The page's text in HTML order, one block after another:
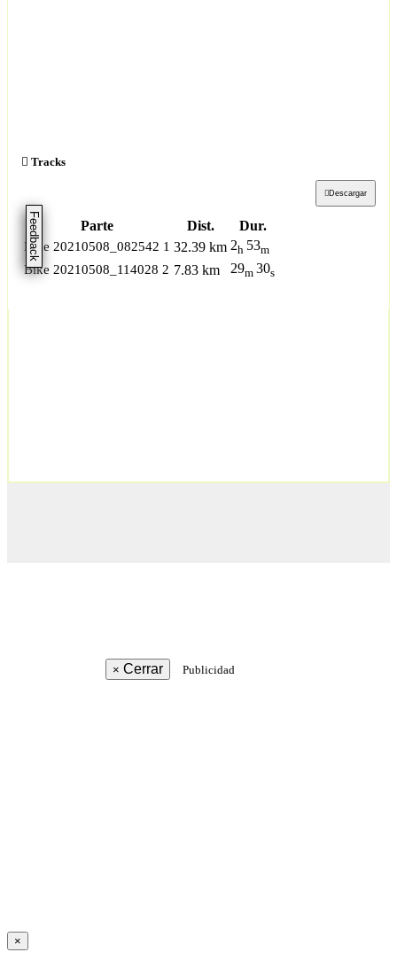
Feedback
Tracks
Descargar
Parte Dist. Dur.
Bike 20210508_082542 1 32.39 km 2h 53m
Bike 20210508_114028 2 7.83 km 29m 30s
× Cerrar Publicidad
×